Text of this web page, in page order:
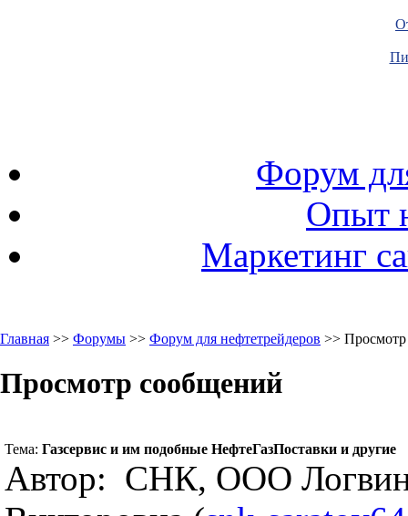
Форум
Опыт
Маркетинг
Главная >> Форумы >> Форум для нефтетрейдеров >>
Просмотр сообщений
Тема: Газсервис и им подобные НефтеГазПоставки и другие
Автор: СНК, ООО